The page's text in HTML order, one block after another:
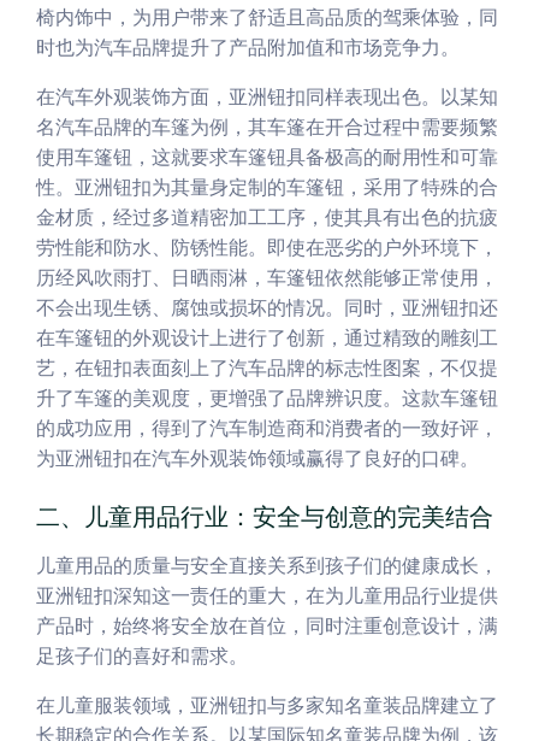
椅内饰中，为用户带来了舒适且高品质的驾乘体验，同
时也为汽车品牌提升了产品附加值和市场竞争力。
在汽车外观装饰方面，亚洲钮扣同样表现出色。以某知
名汽车品牌的车篷为例，其车篷在开合过程中需要频繁
使用车篷钮，这就要求车篷钮具备极高的耐用性和可靠
性。亚洲钮扣为其量身定制的车篷钮，采用了特殊的合
金材质，经过多道精密加工工序，使其具有出色的抗疲
劳性能和防水、防锈性能。即使在恶劣的户外环境下，
历经风吹雨打、日晒雨淋，车篷钮依然能够正常使用，
不会出现生锈、腐蚀或损坏的情况。同时，亚洲钮扣还
在车篷钮的外观设计上进行了创新，通过精致的雕刻工
艺，在钮扣表面刻上了汽车品牌的标志性图案，不仅提
升了车篷的美观度，更增强了品牌辨识度。这款车篷钮
的成功应用，得到了汽车制造商和消费者的一致好评，
为亚洲钮扣在汽车外观装饰领域赢得了良好的口碑。
二、儿童用品行业：安全与创意的完美结合
儿童用品的质量与安全直接关系到孩子们的健康成长，
亚洲钮扣深知这一责任的重大，在为儿童用品行业提供
产品时，始终将安全放在首位，同时注重创意设计，满
足孩子们的喜好和需求。
在儿童服装领域，亚洲钮扣与多家知名童装品牌建立了
长期稳定的合作关系。以某国际知名童装品牌为例，该